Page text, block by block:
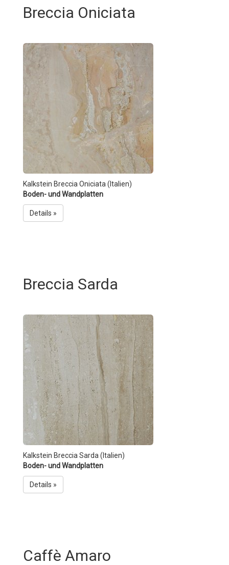
Breccia Oniciata
Kalkstein Breccia Oniciata (Italien)
Boden- und Wandplatten
Details »
Breccia Sarda
Kalkstein Breccia Sarda (Italien)
Boden- und Wandplatten
Details »
Caffè Amaro